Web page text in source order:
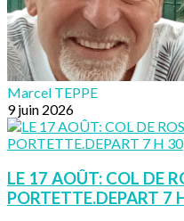
Marcel TEPPE
9 juin 2026
LE 17 AOÛT: COL DE
PORTETTE.DEPART 7